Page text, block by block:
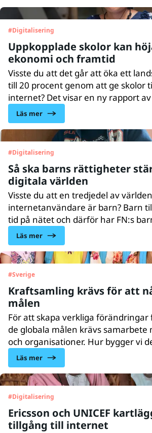
#Digitalisering
Uppkopplade skolor kan
ekonomi och framtid
Visste du att det går att öka ett
till 20 procent genom att ge skolor
internet? Det visar en ny rapport
Intelligence Unit (EIU). Trots det
barn tillgång till digitalt lärande,
utanförskap och förlorade
Läs mer
#Digitalisering
Så ska barns rättigheter
digitala världen
Visste du att en tredjedel av
internetanvändare är barn? Barn
tid på nätet och därför har FN:s
nu tagit fram en ny kommentar till
barnkonventionen. Syftet är att
ansvar för att skydda och stärka
Läs mer
#Sverige
Kraftsamling krävs för att
målen
För att skapa verkliga förändringar
de globala målen krävs samarbete
och organisationer. Hur bygger vi
partnerskapen som gör störst
Brinkenfeldt, UNICEF Sveriges chef
företagssamarbeten och filantropi,
Läs mer
#Digitalisering
Ericsson och UNICEF
tillgång till internet